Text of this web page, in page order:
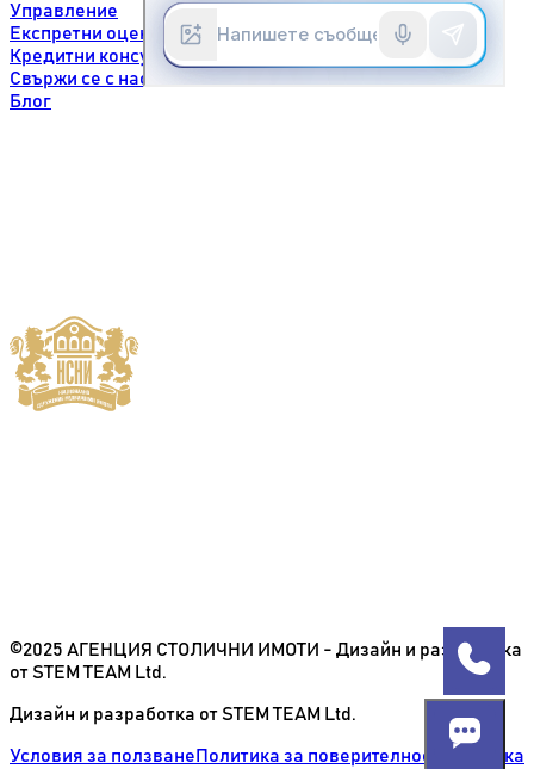
Управление
Експретни оценки
Кредитни консултации
Свържи се с нас
Блог
©2025 АГЕНЦИЯ СТОЛИЧНИ ИМОТИ - Дизайн и разработка
от STEM TEAM Ltd.
Дизайн и разработка от STEM TEAM Ltd.
Условия за ползване Политика за поверителност Политика